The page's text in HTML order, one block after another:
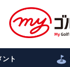
ント